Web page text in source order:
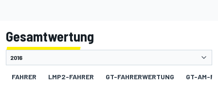
Gesamtwertung
FAHRER LMP2-FAHRER GT-FAHRERWERTUNG GT-AM-